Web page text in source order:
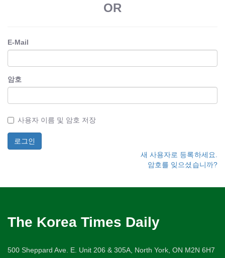
OR
E-Mail
암호
사용자 이름 및 암호 저장
새 사용자로 등록하세요.
암호를 잊으셨습니까?
The Korea Times Daily
500 Sheppard Ave. E. Unit 206 & 305A, North York, ON M2N 6H7